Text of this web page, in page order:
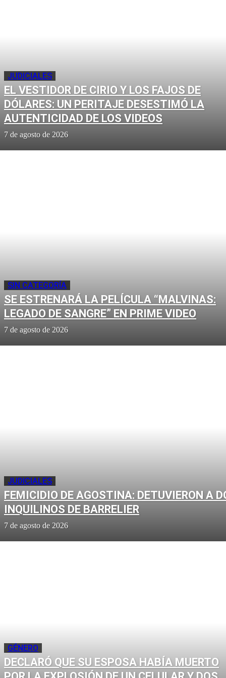
JUDICIALES
EL VESTIDOR DE CIRIO Y LOS FAJOS DE
DÓLARES: UN PERITAJE DESESTIMÓ LA
AUTENTICIDAD DE LOS VIDEOS
7 de agosto de 2026
SIN CATEGORÍA
SE ESTRENARÁ LA PELÍCULA “MALVINAS:
LEGADO DE SANGRE” EN PRIME VIDEO
7 de agosto de 2026
JUDICIALES
FEMICIDIO DE AGOSTINA: DETUVIERON A
INQUILINOS DE BARRELIER
7 de agosto de 2026
GÉNERO
DECLARÓ QUE SU ESPOSA HABÍA MUERTO